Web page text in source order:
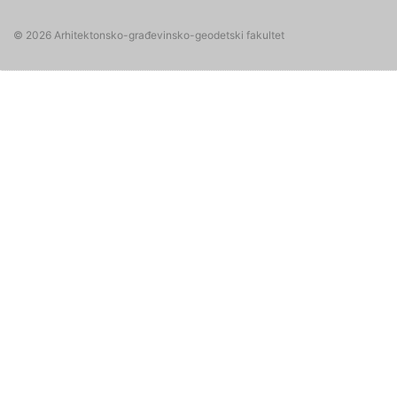
© 2026 Arhitektonsko-građevinsko-geodetski fakultet